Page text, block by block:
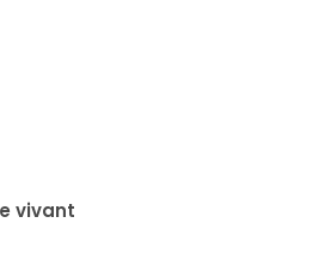
vivant